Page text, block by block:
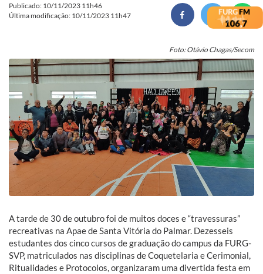
Publicado: 10/11/2023 11h46
Última modificação: 10/11/2023 11h47
Foto: Otávio Chagas/Secom
A tarde de 30 de outubro foi de muitos doces e “travessuras”
recreativas na Apae de Santa Vitória do Palmar. Dezesseis
estudantes dos cinco cursos de graduação do campus da FURG-
SVP, matriculados nas disciplinas de Coquetelaria e Cerimonial,
Ritualidades e Protocolos, organizaram uma divertida festa em